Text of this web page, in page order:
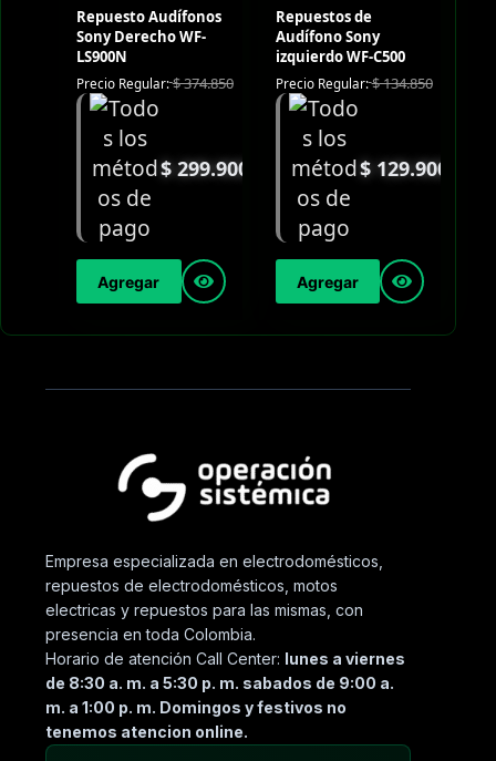
Repuesto Audífonos
Sony Derecho WF-
LS900N
Precio Regular:$374.850
$299.900
Agregar
Repuestos de
Audífono Sony
izquierdo WF-C500
Precio Regular:$134.850
$129.900
Agregar
Empresa especializada en electrodomésticos,
repuestos de electrodomésticos, motos
electricas y repuestos para las mismas, con
presencia en toda Colombia.
Horario de atención Call Center: lunes a viernes
de 8:30 a. m. a 5:30 p. m. sabados de 9:00 a.
m. a 1:00 p. m. Domingos y festivos no
tenemos atencion online.